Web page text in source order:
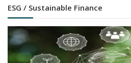
ESG / Sustainable Finance